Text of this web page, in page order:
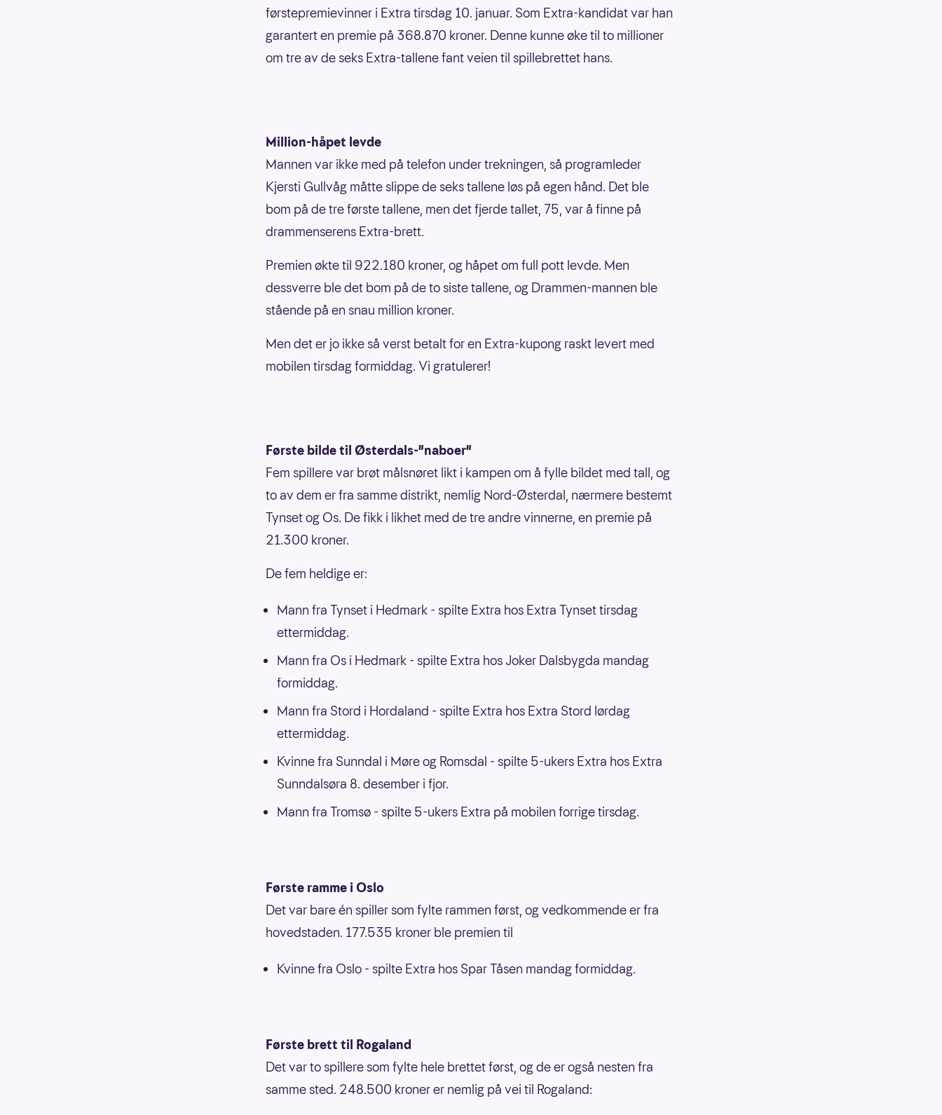
førstepremievinner i Extra tirsdag 10. januar. Som Extra-kandidat var han
garantert en premie på 368.870 kroner. Denne kunne øke til to millioner
om tre av de seks Extra-tallene fant veien til spillebrettet hans.
Million-håpet levde
Mannen var ikke med på telefon under trekningen, så programleder
Kjersti Gullvåg måtte slippe de seks tallene løs på egen hånd. Det ble
bom på de tre første tallene, men det fjerde tallet, 75, var å finne på
drammenserens Extra-brett.
Premien økte til 922.180 kroner, og håpet om full pott levde. Men
dessverre ble det bom på de to siste tallene, og Drammen-mannen ble
stående på en snau million kroner.
Men det er jo ikke så verst betalt for en Extra-kupong raskt levert med
mobilen tirsdag formiddag. Vi gratulerer!
Første bilde til Østerdals-"naboer"
Fem spillere var brøt målsnøret likt i kampen om å fylle bildet med tall, og
to av dem er fra samme distrikt, nemlig Nord-Østerdal, nærmere bestemt
Tynset og Os. De fikk i likhet med de tre andre vinnerne, en premie på
21.300 kroner.
De fem heldige er:
Mann fra Tynset i Hedmark - spilte Extra hos Extra Tynset tirsdag
ettermiddag.
Mann fra Os i Hedmark - spilte Extra hos Joker Dalsbygda mandag
formiddag.
Mann fra Stord i Hordaland - spilte Extra hos Extra Stord lørdag
ettermiddag.
Kvinne fra Sunndal i Møre og Romsdal - spilte 5-ukers Extra hos Extra
Sunndalsøra 8. desember i fjor.
Mann fra Tromsø - spilte 5-ukers Extra på mobilen forrige tirsdag.
Første ramme i Oslo
Det var bare én spiller som fylte rammen først, og vedkommende er fra
hovedstaden. 177.535 kroner ble premien til
Kvinne fra Oslo - spilte Extra hos Spar Tåsen mandag formiddag.
Første brett til Rogaland
Det var to spillere som fylte hele brettet først, og de er også nesten fra
samme sted. 248.500 kroner er nemlig på vei til Rogaland: